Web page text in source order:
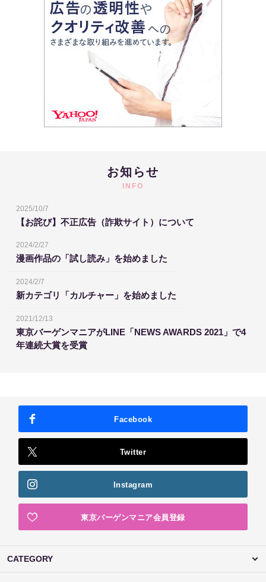
お知らせ
INFO
2025/10/7
【お詫び】不正広告（詐欺サイト）について
2024/2/27
漫画作品の「試し読み」を始めました
2024/2/7
新カテゴリ「カルチャー」を始めました
2021/12/13
東京バーゲンマニアがLINE「NEWS AWARDS 2021」で4
年連続大賞を受賞
Facebook
Twitter
Instagram
東京バーゲンマニア会員登録
CATEGORY